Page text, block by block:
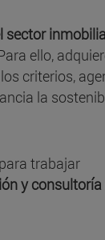
sector
ello,
criterios,
la
trabajar
y consultoría